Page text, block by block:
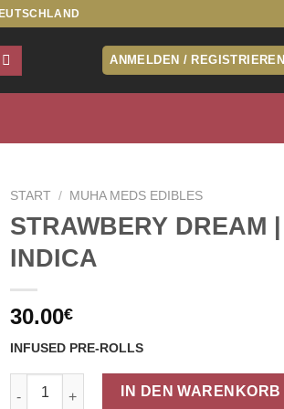
ANMELDEN / REGISTRIEREN
START / MUHA MEDS EDIBLES
STRAWBERY DREAM |
INDICA
30.00€
INFUSED PRE-ROLLS
STRAWBERY DREAM | INDICA Menge
IN DEN WARENKORB